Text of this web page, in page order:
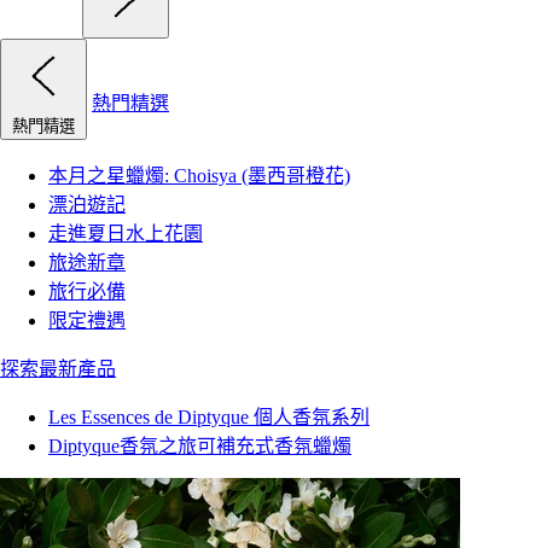
熱門精選
熱門精選
本月之星蠟燭: Choisya (墨西哥橙花)
漂泊遊記
走進夏日水上花園
旅途新章
旅行必備
限定禮遇
探索最新產品
Les Essences de Diptyque 個人香氛系列
Diptyque香氛之旅可補充式香氛蠟燭